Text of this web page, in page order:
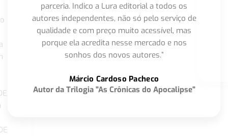
parceria. Indico a Lura editorial a todos os
autores independentes, não só pelo serviço de
qualidade e com preço muito acessível, mas
porque ela acredita nesse mercado e nos
sonhos dos novos autores.”
Márcio Cardoso Pacheco
Autor da Trilogia "As Crônicas do Apocalipse"